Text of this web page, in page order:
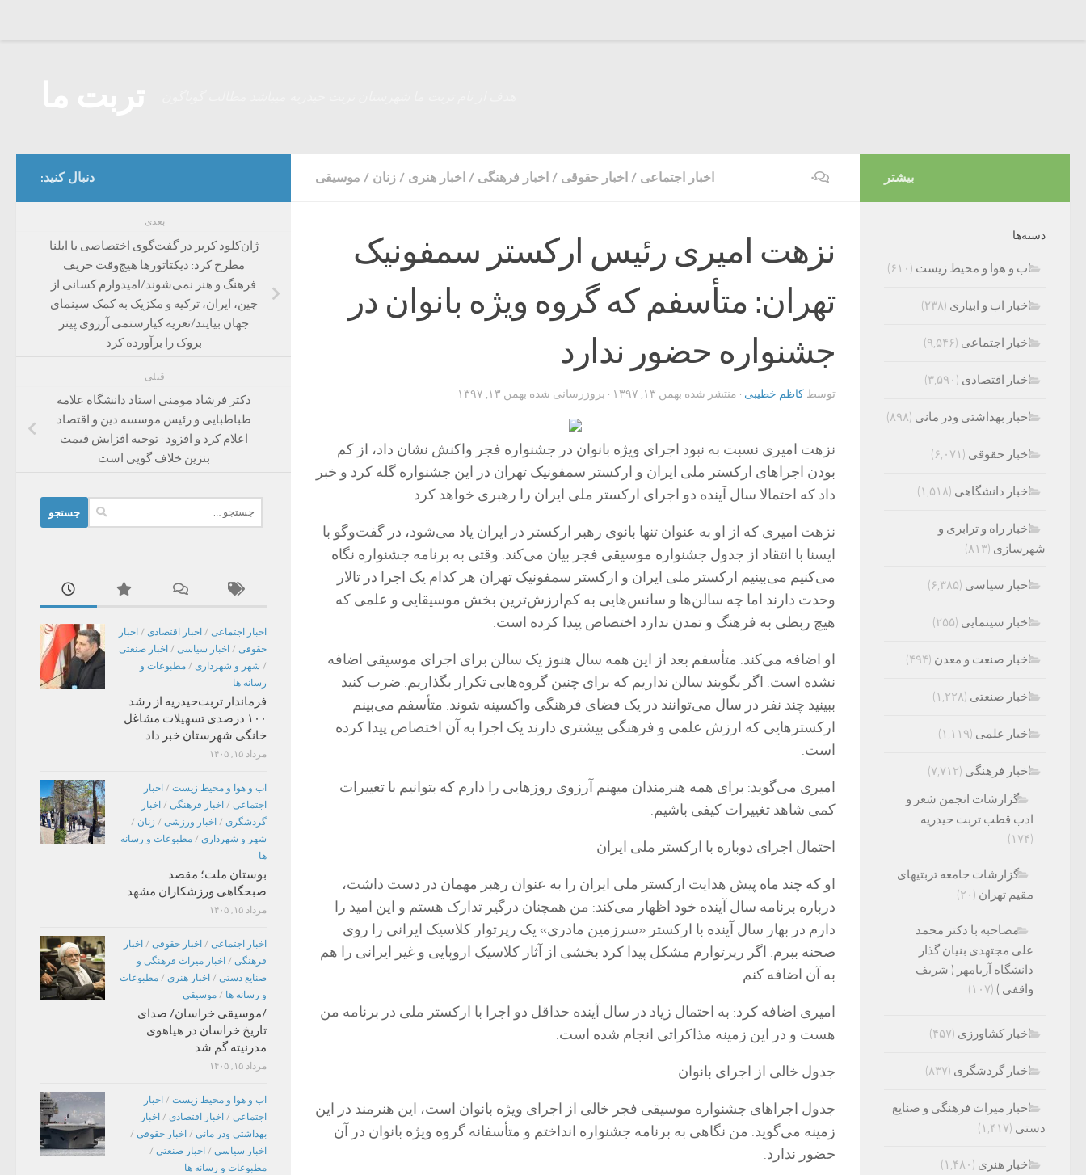
اخبار اجتماعی / اخبار حقوقی / اخبار فرهنگی / اخبار هنری / زنان / موسیقی ۰
نزهت امیری رئیس ارکستر سمفونیک
تهران: متأسفم که گروه ویژه بانوان در
جشنواره حضور ندارد
توسط کاظم خطیبی · منتشر شده بهمن ۱۳, ۱۳۹۷ · بروزرسانی شده بهمن ۱۳, ۱۳۹۷
نزهت امیری نسبت به نبود اجرای ویژه بانوان در جشنواره فجر واکنش نشان داد، از کم
بودن اجراهای ارکستر ملی ایران و ارکستر سمفونیک تهران در این جشنواره گله کرد و خبر
داد که احتمالا سال آینده دو اجرای ارکستر ملی ایران را رهبری خواهد کرد.
نزهت امیری که از او به عنوان تنها بانوی رهبر ارکستر در ایران یاد می‌شود، در گفت‌وگو با
ایسنا با انتقاد از جدول جشنواره موسیقی فجر بیان می‌کند: وقتی به برنامه جشنواره نگاه
می‌کنیم می‌بینیم ارکستر ملی ایران و ارکستر سمفونیک تهران هر کدام یک اجرا در تالار
وحدت دارند اما چه سالن‌ها و سانس‌هایی به کم‌ارزش‌ترین بخش موسیقایی و علمی که
هیچ ربطی به فرهنگ و تمدن ندارد اختصاص پیدا کرده است.
او اضافه می‌کند: متأسفم بعد از این همه سال هنوز یک سالن برای اجرای موسیقی اضافه
نشده است. اگر بگویند سالن نداریم که برای چنین گروه‌هایی تکرار بگذاریم. ضرب کنید
ببینید چند نفر در سال می‌توانند در یک فضای فرهنگی واکسینه شوند. متأسفم می‌بینم
ارکسترهایی که ارزش علمی و فرهنگی بیشتری دارند یک اجرا به آن اختصاص پیدا کرده
است.
امیری می‌گوید: برای همه هنرمندان میهنم آرزوی روزهایی را دارم که بتوانیم با تغییرات
کمی شاهد تغییرات کیفی باشیم.
احتمال اجرای دوباره با ارکستر ملی ایران
او که چند ماه پیش هدایت ارکستر ملی ایران را به عنوان رهبر مهمان در دست داشت،
درباره برنامه سال آینده خود اظهار می‌کند: من همچنان درگیر تدارک هستم و این امید را
دارم در بهار سال آینده با ارکستر «سرزمین مادری» یک رپرتوار کلاسیک ایرانی را روی
صحنه ببرم. اگر رپرتوارم مشکل پیدا کرد بخشی از آثار کلاسیک اروپایی و غیر ایرانی را هم
به آن اضافه کنم.
امیری اضافه کرد: به احتمال زیاد در سال آینده حداقل دو اجرا با ارکستر ملی در برنامه من
هست و در این زمینه مذاکراتی انجام شده است.
جدول خالی از اجرای بانوان
جدول اجراهای جشنواره موسیقی فجر خالی از اجرای ویژه بانوان است، این هنرمند در این
زمینه می‌گوید: من نگاهی به برنامه جشنواره انداختم و متأسفانه گروه ویژه بانوان در آن
حضور ندارد.
دنبال کنید:
بعدی
ژان‌کلود کریر در گفت‌گوی اختصاصی با ایلنا
مطرح کرد: دیکتاتورها هیچ‌وقت حریف
فرهنگ و هنر نمی‌شوند/امیدوارم کسانی از
چین، ایران، ترکیه و مکزیک به کمک سینمای
جهان بیایند/تعزیه کیارستمی آرزوی پیتر
بروک را برآورده کرد
قبلی
دکتر فرشاد مومنی استاد دانشگاه علامه
طباطبایی و رئیس موسسه دین و اقتصاد
اعلام کرد و افزود : توجیه افزایش قیمت
بنزین خلاف گویی است
برای:
اخبار اجتماعی / اخبار اقتصادی / اخبار
حقوقی / اخبار سیاسی / اخبار صنعتی
/ شهر و شهرداری / مطبوعات و
رسانه ها
فرماندار تربت‌حیدریه از رشد
۱۰۰ درصدی تسهیلات مشاغل
خانگی شهرستان خبر داد
مرداد ۱۵, ۱۴۰۵
اب و هوا و محیط زیست / اخبار
اجتماعی / اخبار فرهنگی / اخبار
گردشگری / اخبار ورزشی / زنان /
شهر و شهرداری / مطبوعات و رسانه
ها
بوستان ملت؛ مقصد
صبحگاهی ورزشکاران مشهد
مرداد ۱۵, ۱۴۰۵
اخبار اجتماعی / اخبار حقوقی / اخبار
فرهنگی / اخبار میراث فرهنگی و
صنایع دستی / اخبار هنری / مطبوعات
و رسانه ها / موسیقی
/موسیقی خراسان/ صدای
تاریخ خراسان در هیاهوی
مدرنیته گم شد
مرداد ۱۵, ۱۴۰۵
اب و هوا و محیط زیست / اخبار
اجتماعی / اخبار اقتصادی / اخبار
بهداشتی ودر مانی / اخبار حقوقی /
اخبار سیاسی / اخبار صنعتی /
مطبوعات و رسانه ها
بیشتر
دسته‌ها
اب و هوا و محیط زیست (۶۱۰)
اخبار اب و ابیاری (۲۳۸)
اخبار اجتماعی (۹,۵۴۶)
اخبار اقتصادی (۳,۵۹۰)
اخبار بهداشتی ودر مانی (۸۹۸)
اخبار حقوقی (۶,۰۷۱)
اخبار دانشگاهی (۱,۵۱۸)
اخبار راه و ترابری و
شهرسازی (۸۱۳)
اخبار سیاسی (۶,۳۸۵)
اخبار سینمایی (۲۵۵)
اخبار صنعت و معدن (۴۹۴)
اخبار صنعتی (۱,۲۲۸)
اخبار علمی (۱,۱۱۹)
اخبار فرهنگی (۷,۷۱۲)
گزارشات انجمن شعر و
ادب قطب تربت حیدریه
(۱۷۴)
گزارشات جامعه تربتیهای
مقیم تهران (۲۰)
مصاحبه با دکتر محمد
علی مجتهدی بنیان گذار
دانشگاه آریامهر ( شریف
واقفی ) (۱۰۷)
اخبار کشاورزی (۴۵۷)
اخبار گردشگری (۸۳۷)
اخبار میراث فرهنگی و صنایع
دستی (۱,۴۱۷)
اخبار هنری (۱,۴۸۰)